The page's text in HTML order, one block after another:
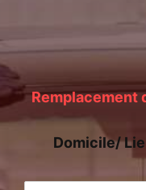
Remplacement
Domicile/